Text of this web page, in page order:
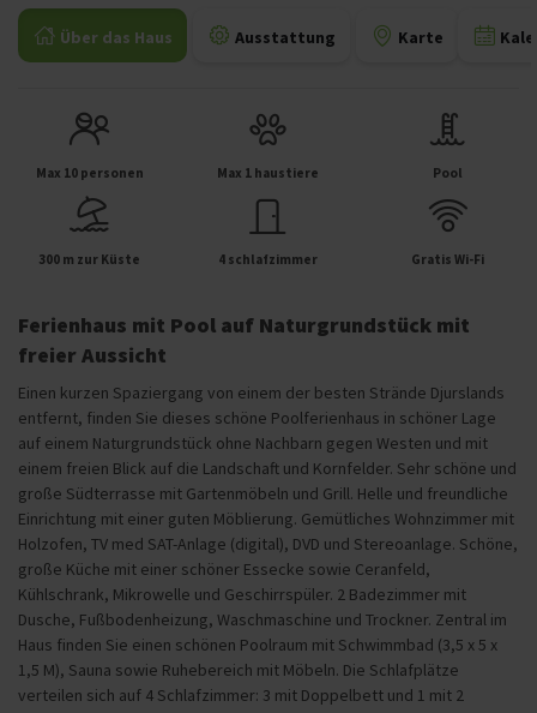
Über das Haus Ausstattung Karte
Max 10 personen Max 1 haustiere Pool
300 m zur Küste 4 schlafzimmer Gratis Wi-Fi
Ferienhaus mit Pool auf Naturgrundstück mit
freier Aussicht
Einen kurzen Spaziergang von einem der besten Strände Djurslands
entfernt, finden Sie dieses schöne Poolferienhaus in schöner Lage
auf einem Naturgrundstück ohne Nachbarn gegen Westen und mit
einem freien Blick auf die Landschaft und Kornfelder. Sehr schöne und
große Südterrasse mit Gartenmöbeln und Grill. Helle und freundliche
Einrichtung mit einer guten Möblierung. Gemütliches Wohnzimmer mit
Holzofen, TV med SAT-Anlage (digital), DVD und Stereoanlage. Schöne,
große Küche mit einer schöner Essecke sowie Ceranfeld,
Kühlschrank, Mikrowelle und Geschirrspüler. 2 Badezimmer mit
Dusche, Fußbodenheizung, Waschmaschine und Trockner. Zentral im
Haus finden Sie einen schönen Poolraum mit Schwimmbad (3,5 x 5 x
1,5 M), Sauna sowie Ruhebereich mit Möbeln. Die Schlafplätze
verteilen sich auf 4 Schlafzimmer: 3 mit Doppelbett und 1 mit 2